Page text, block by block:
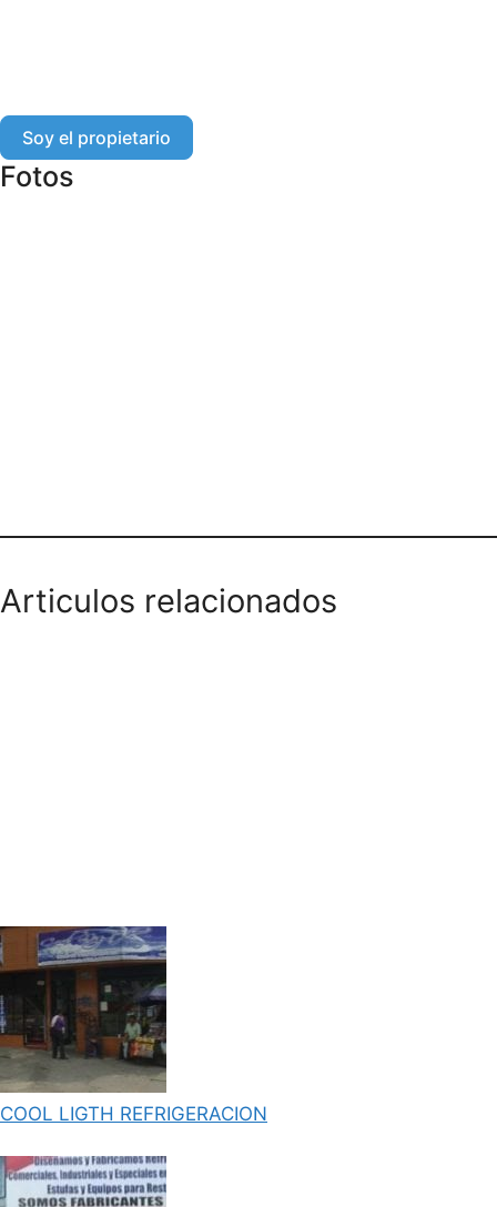
Soy el propietario
Fotos
Articulos relacionados
COOL LIGTH REFRIGERACION